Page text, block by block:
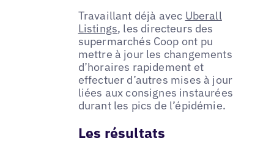
Travaillant déjà avec Uberall
Listings, les directeurs des
supermarchés Coop ont pu
mettre à jour les changements
d’horaires rapidement et
effectuer d’autres mises à jour
liées aux consignes instaurées
durant les pics de l’épidémie.
Les résultats